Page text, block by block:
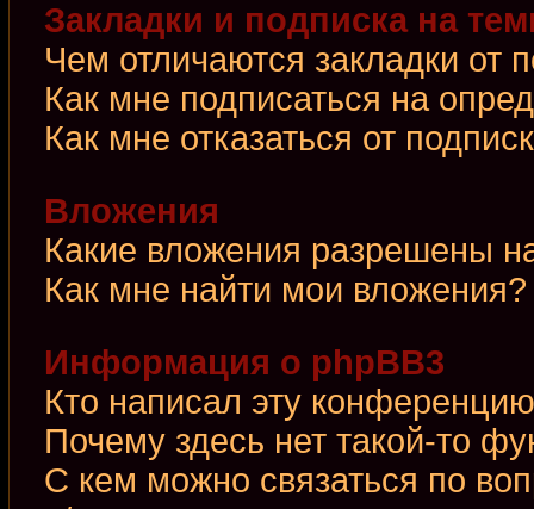
Закладки и подписка на
Чем отличаются закладки от
Как мне подписаться на
Как мне отказаться от
Вложения
Какие вложения разрешены
Как мне найти мои вложения?
Информация о phpBB3
Кто написал эту
Почему здесь нет такой-то
С кем можно связаться по